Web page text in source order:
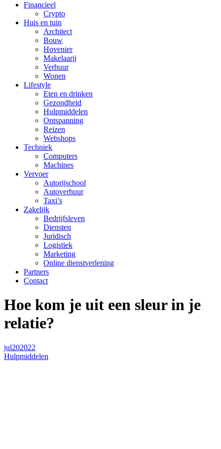
Financieel
Crypto
Huis en tuin
Architect
Bouw
Hovenier
Makelaarij
Verhuur
Wonen
Lifestyle
Eten en drinken
Gezondheid
Hulpmiddelen
Ontspanning
Reizen
Webshops
Techniek
Computers
Machines
Vervoer
Autorijschool
Autoverhuur
Taxi’s
Zakelijk
Bedrijfsleven
Diensten
Juridisch
Logistiek
Marketing
Online dienstverlening
Partners
Contact
Hoe kom je uit een sleur in je
relatie?
jul202022
Hulpmiddelen